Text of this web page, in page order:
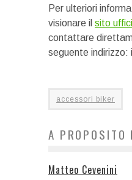
Per ulteriori
visionare il sito
contattare
seguente
accessori biker
A PROPOSITO
Matteo Cevenini